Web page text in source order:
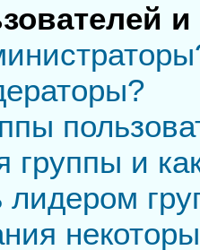
группы и
лидером